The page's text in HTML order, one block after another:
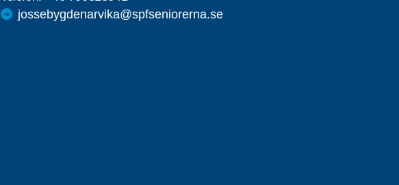
jossebygdenarvika@spfseniorerna.se